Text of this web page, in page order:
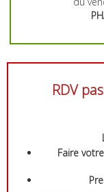
RDV
Faire